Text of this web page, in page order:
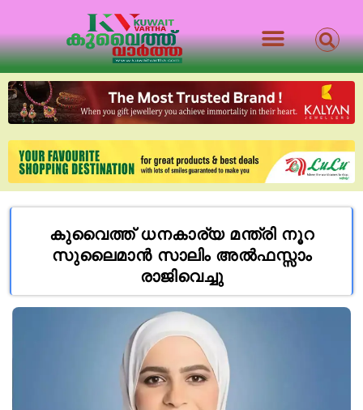
കുവൈത്ത് ധനകാര്യ മന്ത്രി നൂറ
സുലൈമാൻ സാലിം അൽഫസ്സാം
രാജിവെച്ചു